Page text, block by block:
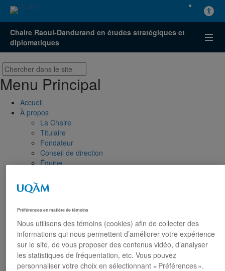
Chaire Raoul-Dandurand en études stratégiques et
diplomatiques
Menu Principal
Accueil
À propos
La Chaire
Titulaire
Fondateur
Conseil de direction
Équipe
Nous joindre
Axes de recherche
Centre FrancoPaix
Géopolitique
Moyen-Orient et Afrique du Nord
Conflits multidimensionnels
Accueil
Répertoire
Préférences en matière de témoins
Nous utilisons des témoins (cookies) afin de collecter des
informations qui nous permettent d’améliorer votre expérience
sur le site, de vous proposer des contenus vidéo, d’analyser
les statistiques de fréquentation, etc. Vous pouvez
personnaliser votre choix en sélectionnant « Préférences ».